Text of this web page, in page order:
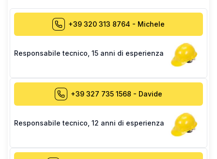
+39 320 313 8764 - Michele
Responsabile tecnico 15 anni di esperienza
+39 327 735 1568 - Davide
Responsabile tecnico 12 anni di esperienza